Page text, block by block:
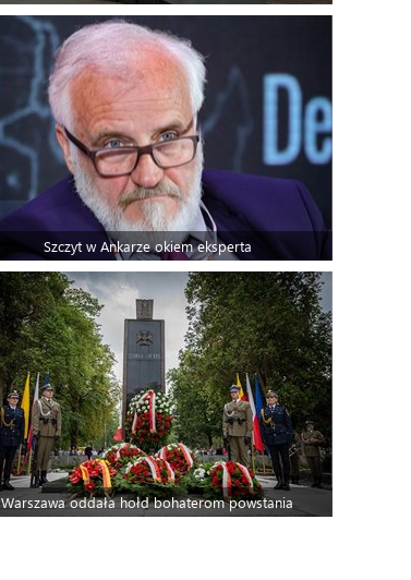
Szczyt w Ankarze okiem eksperta
Warszawa oddała hołd bohaterom powstania